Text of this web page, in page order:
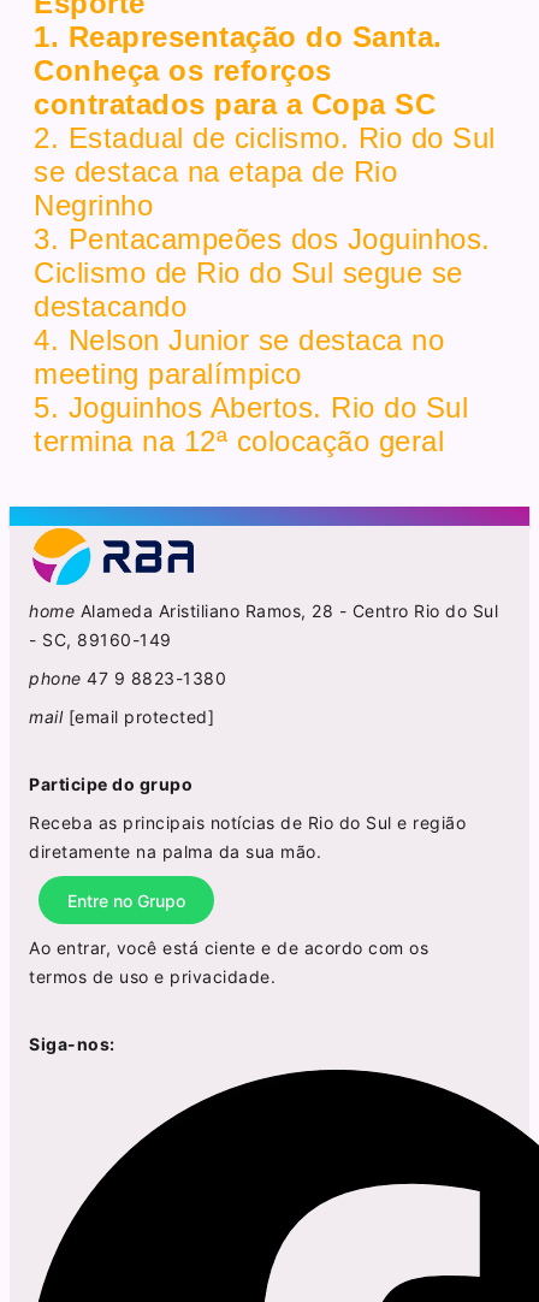
1. Reapresentação do Santa.
Conheça os reforços
contratados para a Copa SC
2. Estadual de ciclismo. Rio do Sul
se destaca na etapa de Rio
Negrinho
3. Pentacampeões dos Joguinhos.
Ciclismo de Rio do Sul segue se
destacando
4. Nelson Junior se destaca no
meeting paralímpico
5. Joguinhos Abertos. Rio do Sul
termina na 12ª colocação geral
home Alameda Aristiliano Ramos, 28 - Centro Rio do Sul
- SC, 89160-149
phone 47 9 8823-1380
mail [email protected]
Participe do grupo
Receba as principais notícias de Rio do Sul e região
diretamente na palma da sua mão.
Entre no Grupo
Ao entrar, você está ciente e de acordo com os
termos de uso e privacidade.
Siga-nos: